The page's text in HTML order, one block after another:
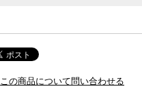
この商品について問い合わせる